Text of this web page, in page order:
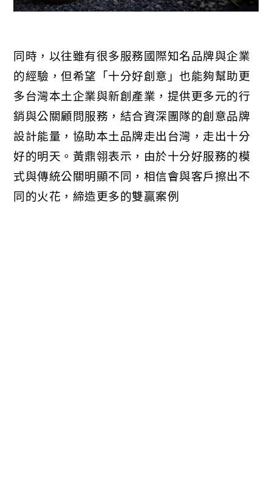
同時，以往雖有很多服務國際知名品牌與企業
的經驗，但希望「十分好創意」也能夠幫助更
多台灣本土企業與新創產業，提供更多元的行
銷與公關顧問服務，結合資深團隊的創意品牌
設計能量，協助本土品牌走出台灣，走出十分
好的明天。黃鼎翎表示，由於十分好服務的模
式與傳統公關明顯不同，相信會與客戶擦出不
同的火花，締造更多的雙贏案例